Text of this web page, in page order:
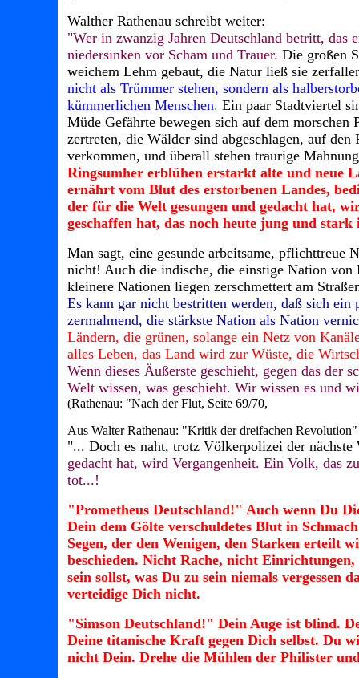
Walther Rathenau schreibt weiter:
"Wer in zwanzig Jahren Deutschland betritt, das
niedersinken vor Scham und Trauer. Die großen
weichem Lehm gebaut, die Natur ließ sie
nicht als Trümmer stehen, sondern als
kümmerlichen Menschen. Ein paar Stadtviertel
Müde Gefährte bewegen sich auf dem
zertreten, die Wälder sind abgeschlagen, auf
verkommen, und überall stehen traurige
Ringsumher erblühen erstarkt alte und neue
ernährt vom Blut des erstorbenen Landes,
der für die Welt gesungen und gedacht hat,
geschaffen hat, das noch heute jung und
Man sagt, eine gesunde arbeitsame,
nicht! Auch die indische, die einstige Nation von
kleinere Nationen liegen zerschmettert am
Es kann gar nicht bestritten werden, daß sich
zermalmend, die stärkste Nation als Nation
Ländern, die grünen, solange ein Netz von
alles Leben, das Land wird zur Wüste, die
Wenn dieses Äußerste geschieht, gegen das der
Welt wissen, was geschieht. Wir wissen es und
(Rathenau: "Nach der Flut, Seite 69/70,
Aus Walter Rathenau: "Kritik der dreifachen
"... Doch es naht, trotz Völkerpolizei der
gedacht hat, wird Vergangenheit. Ein Volk, das
tot...!
"Prometheus Deutschland!" Auch wenn Du
Dein dem Gölte verschuldetes Blut in
Segen, der den Wenigen, den Starken erteilt
beschieden. Nicht Rache, nicht
sein sollst, was Du zu sein niemals vergessen
verteidige Dich nicht.
"Simson Deutschland!" Dein Auge ist blind.
Deine titanische Kraft gegen Dich selbst. Du
nicht Dein. Drehe die Mühlen der Philister